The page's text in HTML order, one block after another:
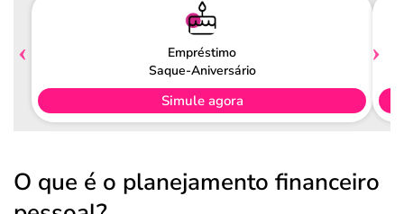
Empréstimo
Saque-Aniversário
Simule agora
O que é o planejamento financeiro